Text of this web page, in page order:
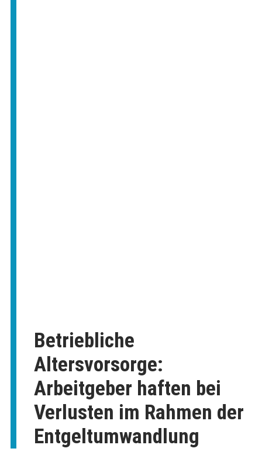
Betriebliche
Altersvorsorge:
Arbeitgeber haften bei
Verlusten im Rahmen der
Entgeltumwandlung